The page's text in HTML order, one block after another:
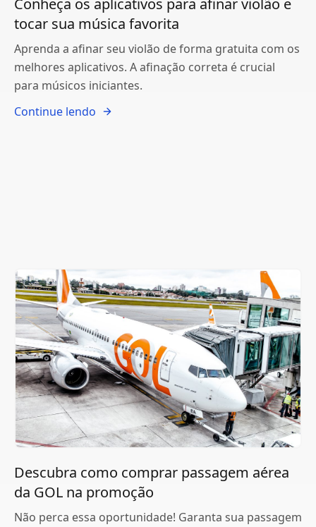
Conheça os aplicativos para afinar violão e
tocar sua música favorita
Aprenda a afinar seu violão de forma gratuita com os
melhores aplicativos. A afinação correta é crucial
para músicos iniciantes.
Continue lendo
Descubra como comprar passagem aérea
da GOL na promoção
Não perca essa oportunidade! Garanta sua passagem